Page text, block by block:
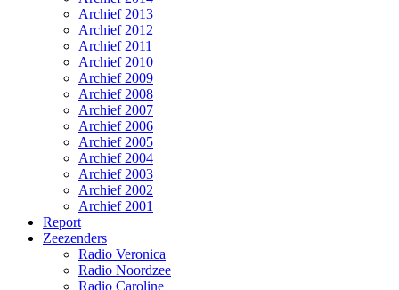
Archief 2013
Archief 2012
Archief 2011
Archief 2010
Archief 2009
Archief 2008
Archief 2007
Archief 2006
Archief 2005
Archief 2004
Archief 2003
Archief 2002
Archief 2001
Report
Zeezenders
Radio Veronica
Radio Noordzee
Radio Caroline